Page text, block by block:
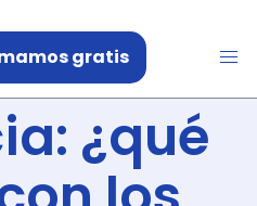
gratis
¿qué